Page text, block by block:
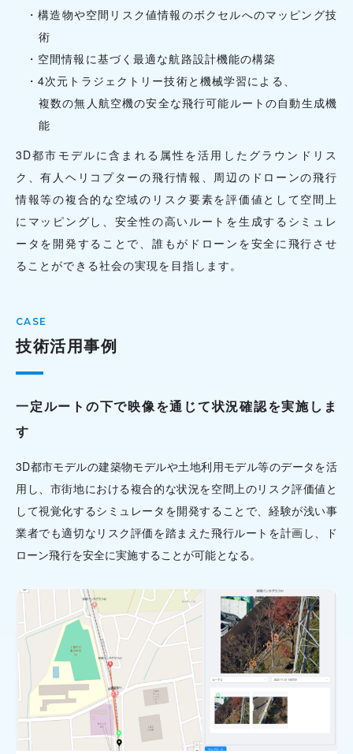
・構造物や空間リスク値情報のボクセルへのマッピング技
術
・空間情報に基づく最適な航路設計機能の構築
・4次元トラジェクトリー技術と機械学習による、
複数の無人航空機の安全な飛行可能ルートの自動生成機
能
3D都市モデルに含まれる属性を活用したグラウンドリス
ク、有人ヘリコプターの飛行情報、周辺のドローンの飛行
情報等の複合的な空域のリスク要素を評価値として空間上
にマッピングし、安全性の高いルートを生成するシミュレ
ータを開発することで、誰もがドローンを安全に飛行させ
ることができる社会の実現を目指します。
技術活用事例
一定ルートの下で映像を通じて状況確認を実施しま
す
3D都市モデルの建築物モデルや土地利用モデル等のデータを活
用し、市街地における複合的な状況を空間上のリスク評価値と
して視覚化するシミュレータを開発することで、経験が浅い事
業者でも適切なリスク評価を踏まえた飛行ルートを計画し、ド
ローン飛行を安全に実施することが可能となる。